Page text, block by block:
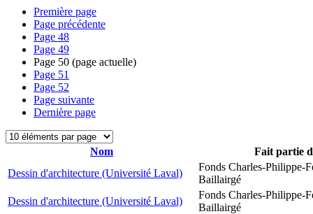
Première page
Page précédente
Page 48
Page 49
Page 50 (page actuelle)
Page 51
Page 52
Page suivante
Dernière page
Nom
Fait partie
Dessin d'architecture (Université Laval)
Fonds Charles-Philippe-
Baillairgé
Dessin d'architecture (Université Laval)
Fonds Charles-Philippe-
Baillairgé